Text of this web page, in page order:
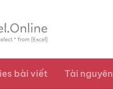
bài viết Tài nguyên